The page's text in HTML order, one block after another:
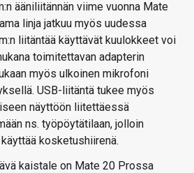
ääniliitännän viime vuonna Mate
linja jatkuu myös uudessa
liitäntää käyttävät kuulokkeet voi
toimitettavan adapterin
myös ulkoinen mikrofoni
USB-liitäntä tukee myös
näyttöön liitettäessä
ns. työpöytätilaan, jolloin
kosketushiirenä.
kaistale on Mate 20 Prossa